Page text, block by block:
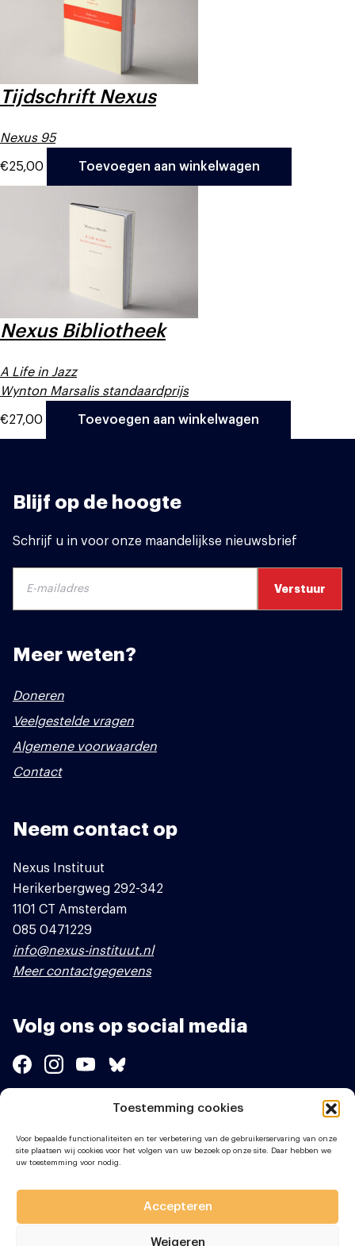
Toestemming cookies
Voor bepaalde functionaliteiten en ter verbetering van de gebruikerservaring van onze
site plaatsen wij cookies voor het volgen van uw bezoek op onze site. Daar hebben we
uw toestemming voor nodig.
Accepteren
Weigeren
Tijdschrift Nexus
Nexus 95
€25,00 Toevoegen aan winkelwagen
Nexus Bibliotheek
A Life in Jazz
Wynton Marsalis standaardprijs
€27,00 Toevoegen aan winkelwagen
Blijf op de hoogte
Schrijf u in voor onze maandelijkse nieuwsbrief
Meer weten?
Doneren
Veelgestelde vragen
Algemene voorwaarden
Contact
Neem contact op
Nexus Instituut
Herikerbergweg 292-342
1101 CT Amsterdam
085 0471229
info@nexus-instituut.nl
Meer contactgegevens
Volg ons op social media